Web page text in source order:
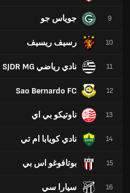
9 جوياس جو
10 رسيف ريسيف
11 نادي رياضي SJDR MG
12
Sao Bernardo FC
13 ناوتيكو بي اي
14 نادي كويابا ام تي
15 بوتافوغو اس بي
16 سيارا سي